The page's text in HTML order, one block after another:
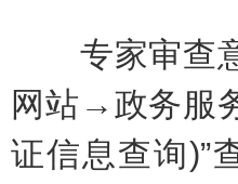
专家审查意
网站→政务服
证信息查询)”